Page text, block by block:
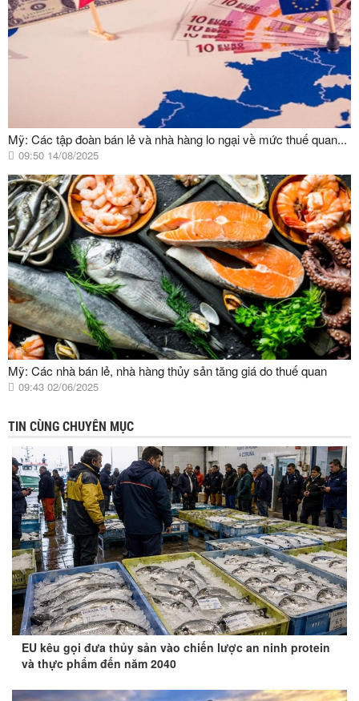
Mỹ: Các tập đoàn bán lẻ và nhà hàng lo ngại về mức thuế quan...
09:50 14/08/2025
Mỹ: Các nhà bán lẻ, nhà hàng thủy sản tăng giá do thuế quan
09:43 02/06/2025
TIN CÙNG CHUYÊN MỤC
EU kêu gọi đưa thủy sản vào chiến lược an ninh protein
và thực phẩm đến năm 2040